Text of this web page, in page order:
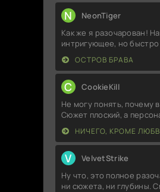
N NeonTiger
Как же я разочарован!
интригующее, но быстро
ОСТРОВ БРАВА
C CookieKill
Не могу понять, почему
Сюжет плоский, а
НИЧЕГО, КРОМЕ
V VelvetStrike
Ну что, это полное
ни сюжета, ни глубины.